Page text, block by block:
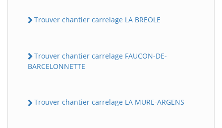
Trouver chantier carrelage LA BREOLE
Trouver chantier carrelage FAUCON-DE-
BARCELONNETTE
Trouver chantier carrelage LA MURE-ARGENS